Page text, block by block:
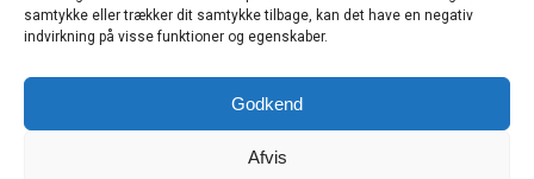
samtykke eller trækker dit samtykke tilbage, kan det have en negativ
indvirkning på visse funktioner og egenskaber.
Godkend
Afvis
Vi tager ansvar for indholdet og er tilmeldt